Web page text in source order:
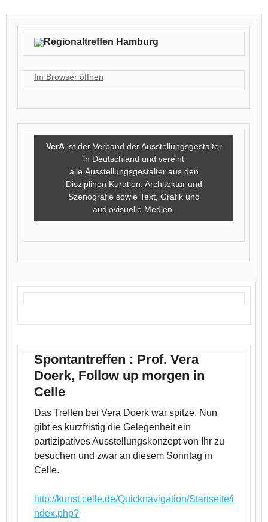
Regionaltreffen Hamburg
Im Browser öffnen
VerA ist der Verband der Ausstellungsgestalter
in Deutschland und vereint
alle Ausstellungsgestalter aus den
Disziplinen Kuration, Architektur und
Szenografie sowie Text, Grafik und
audiovisuelle Medien.
Spontantreffen : Prof. Vera
Doerk, Follow up morgen in
Celle
Das Treffen bei Vera Doerk war spitze. Nun
gibt es kurzfristig die Gelegenheit ein
partizipatives Ausstellungskonzept von Ihr zu
besuchen und zwar an diesem Sonntag in
Celle.
http://kunst.celle.de/Quicknavigation/Startseite/i
ndex.php?